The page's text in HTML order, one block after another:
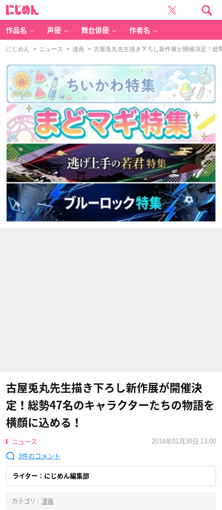
作品名 声優 舞台俳優 作者名
にじめん > ニュース > 漫画 > 古屋兎丸先生描き下ろし新作展が開催決定！
古屋兎丸先生描き下ろし新作展が開催決
定！総勢47名のキャラクターたちの物語を
横顔に込める！
ニュース
2018年01月30日 13:00
3
ライター：にじめん編集部
カテゴリ : 漫画